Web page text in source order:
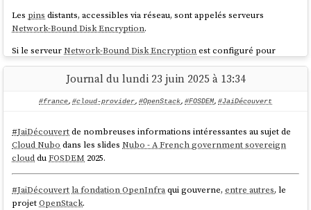
Les pins distants, accessibles via réseau, sont appelés serveurs
Network-Bound Disk Encryption.
Si le serveurNetwork-Bound Disk Encryptionest configuré pour
répondre uniquement aux requêtes provenant de l'IP de mon réseau
, en cas de vol du serveur, le voleur ne pourra pas récupérer
, j'ai testé avec succès le déverrouillage d'un volume
avec un serveurNetwork-Bound Disk Encryptionnommé tang.
Pour être précis, dans la configuration de ce playground, deux
sont obligatoires pour déverrouiller automatiquement le volume : un
pintanget un pinTPM2. Le nombre minimum depinsrequis pour le
déverrouillage est défini par le paramètre
Journal du lundi 23 juin 2025 à 13:34
#france, #cloud-provider, #OpenStack, #FOSDEM, #JaiDécouvert
#JaiDécouvertde nombreuses informations intéressantes au sujet de
Cloud Nubo dans les slidesNubo - A French government sovereign
cloudduFOSDEM 2025.
#JaiDécouvert la fondation OpenInfraqui gouverne,entre autres, le
projetOpenStack.